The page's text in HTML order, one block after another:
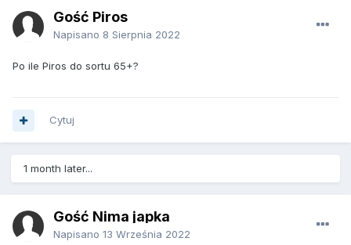
Gość Piros
Napisano 8 Sierpnia 2022
Po ile Piros do sortu 65+?
Cytuj
1 month later...
Gość Nima japka
Napisano 13 Września 2022